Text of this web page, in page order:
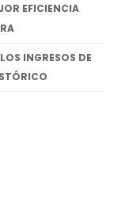
EFICIENCIA
INGRESOS DE